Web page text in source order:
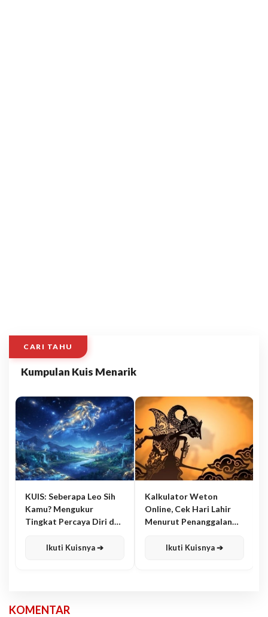
CARI TAHU
Kumpulan Kuis Menarik
KUIS: Seberapa Leo Sih
Kamu? Mengukur
Tingkat Percaya Diri dan
Ikuti Kuisnya ➔
Kalkulator Weton
Online, Cek Hari Lahir
Menurut Penanggalan
Ikuti Kuisnya ➔
KOMENTAR